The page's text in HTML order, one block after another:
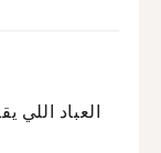
العباد اللي